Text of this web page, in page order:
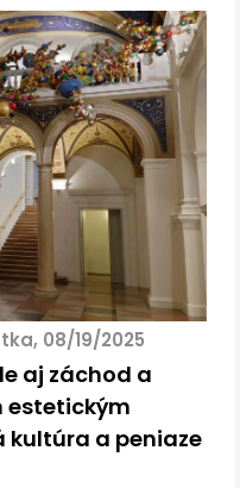
08/19/2025
aj záchod a
kultúra a peniaze